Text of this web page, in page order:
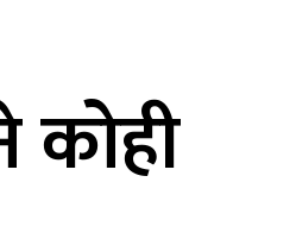
कोही